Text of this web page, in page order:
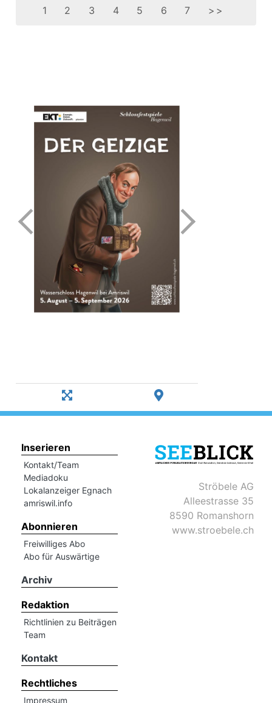
1 2 3 4 5 6 7 >>
Inserieren
Kontakt/Team
Mediadoku
Lokalanzeiger Egnach
amriswil.info
Abonnieren
Freiwilliges Abo
Abo für Auswärtige
Archiv
Redaktion
Richtlinien zu Beiträgen
Team
Kontakt
Rechtliches
Impressum
Ströbele AG
Alleestrasse 35
8590 Romanshorn
www.stroebele.ch